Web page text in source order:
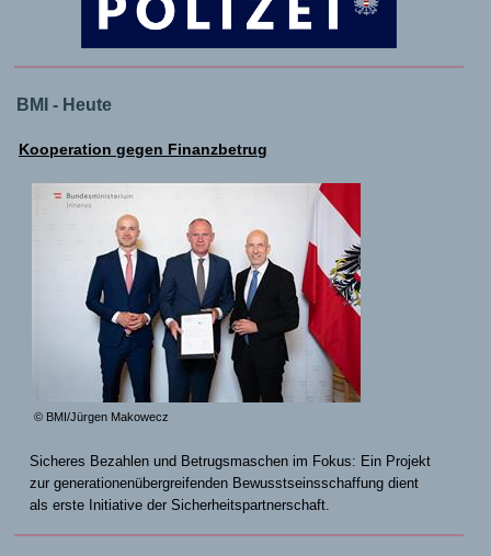
BMI - Heute
Kooperation gegen Finanzbetrug
© BMI/Jürgen Makowecz
Sicheres Bezahlen und Betrugsmaschen im Fokus: Ein Projekt
zur generationenübergreifenden Bewusstseinsschaffung dient
als erste Initiative der Sicherheitspartnerschaft.